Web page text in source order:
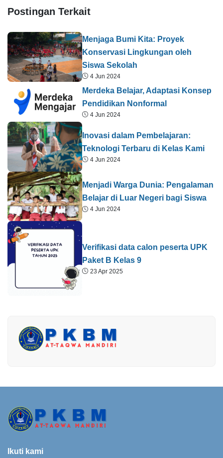
Postingan Terkait
Menjaga Bumi Kita: Proyek
Konservasi Lingkungan oleh
Siswa Sekolah
4 Jun 2024
Merdeka Belajar, Adaptasi Konsep
Pendidikan Nonformal
4 Jun 2024
Inovasi dalam Pembelajaran:
Teknologi Terbaru di Kelas Kami
4 Jun 2024
Menjadi Warga Dunia: Pengalaman
Belajar di Luar Negeri bagi Siswa
4 Jun 2024
Verifikasi data calon peserta UPK
Paket B Kelas 9
23 Apr 2025
Ikuti kami